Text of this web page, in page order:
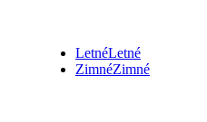
LetnéLetné
ZimnéZimné